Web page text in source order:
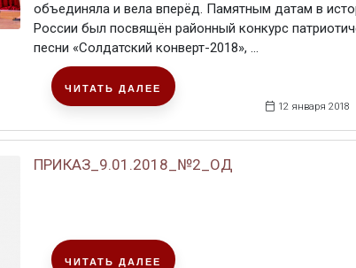
объединяла и вела вперёд. Памятным датам в
России был посвящён районный конкурс
песни «Солдатский конверт-2018», ...
12 января 2018
ЧИТАТЬ ДАЛЕЕ
ПРИКАЗ_9.01.2018_№2_ОД
ЧИТАТЬ ДАЛЕЕ